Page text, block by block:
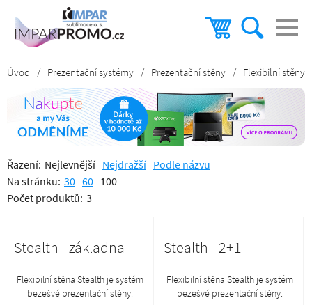
Úvod / Prezentační systémy / Prezentační stěny / Flexibilní stěny
Řazení: Nejlevnější Nejdražší Podle názvu
Na stránku: 30 60 100
Počet produktů: 3
Stealth - základna
Flexibilní stěna Stealth je systém
bezešvé prezentační stěny.
Stealth - 2+1
Flexibilní stěna Stealth je systém
bezešvé prezentační stěny.